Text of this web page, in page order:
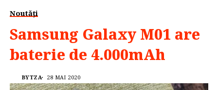
Noutăți
Samsung Galaxy M01 are
baterie de 4.000mAh
BYTZA 28 MAI 2020